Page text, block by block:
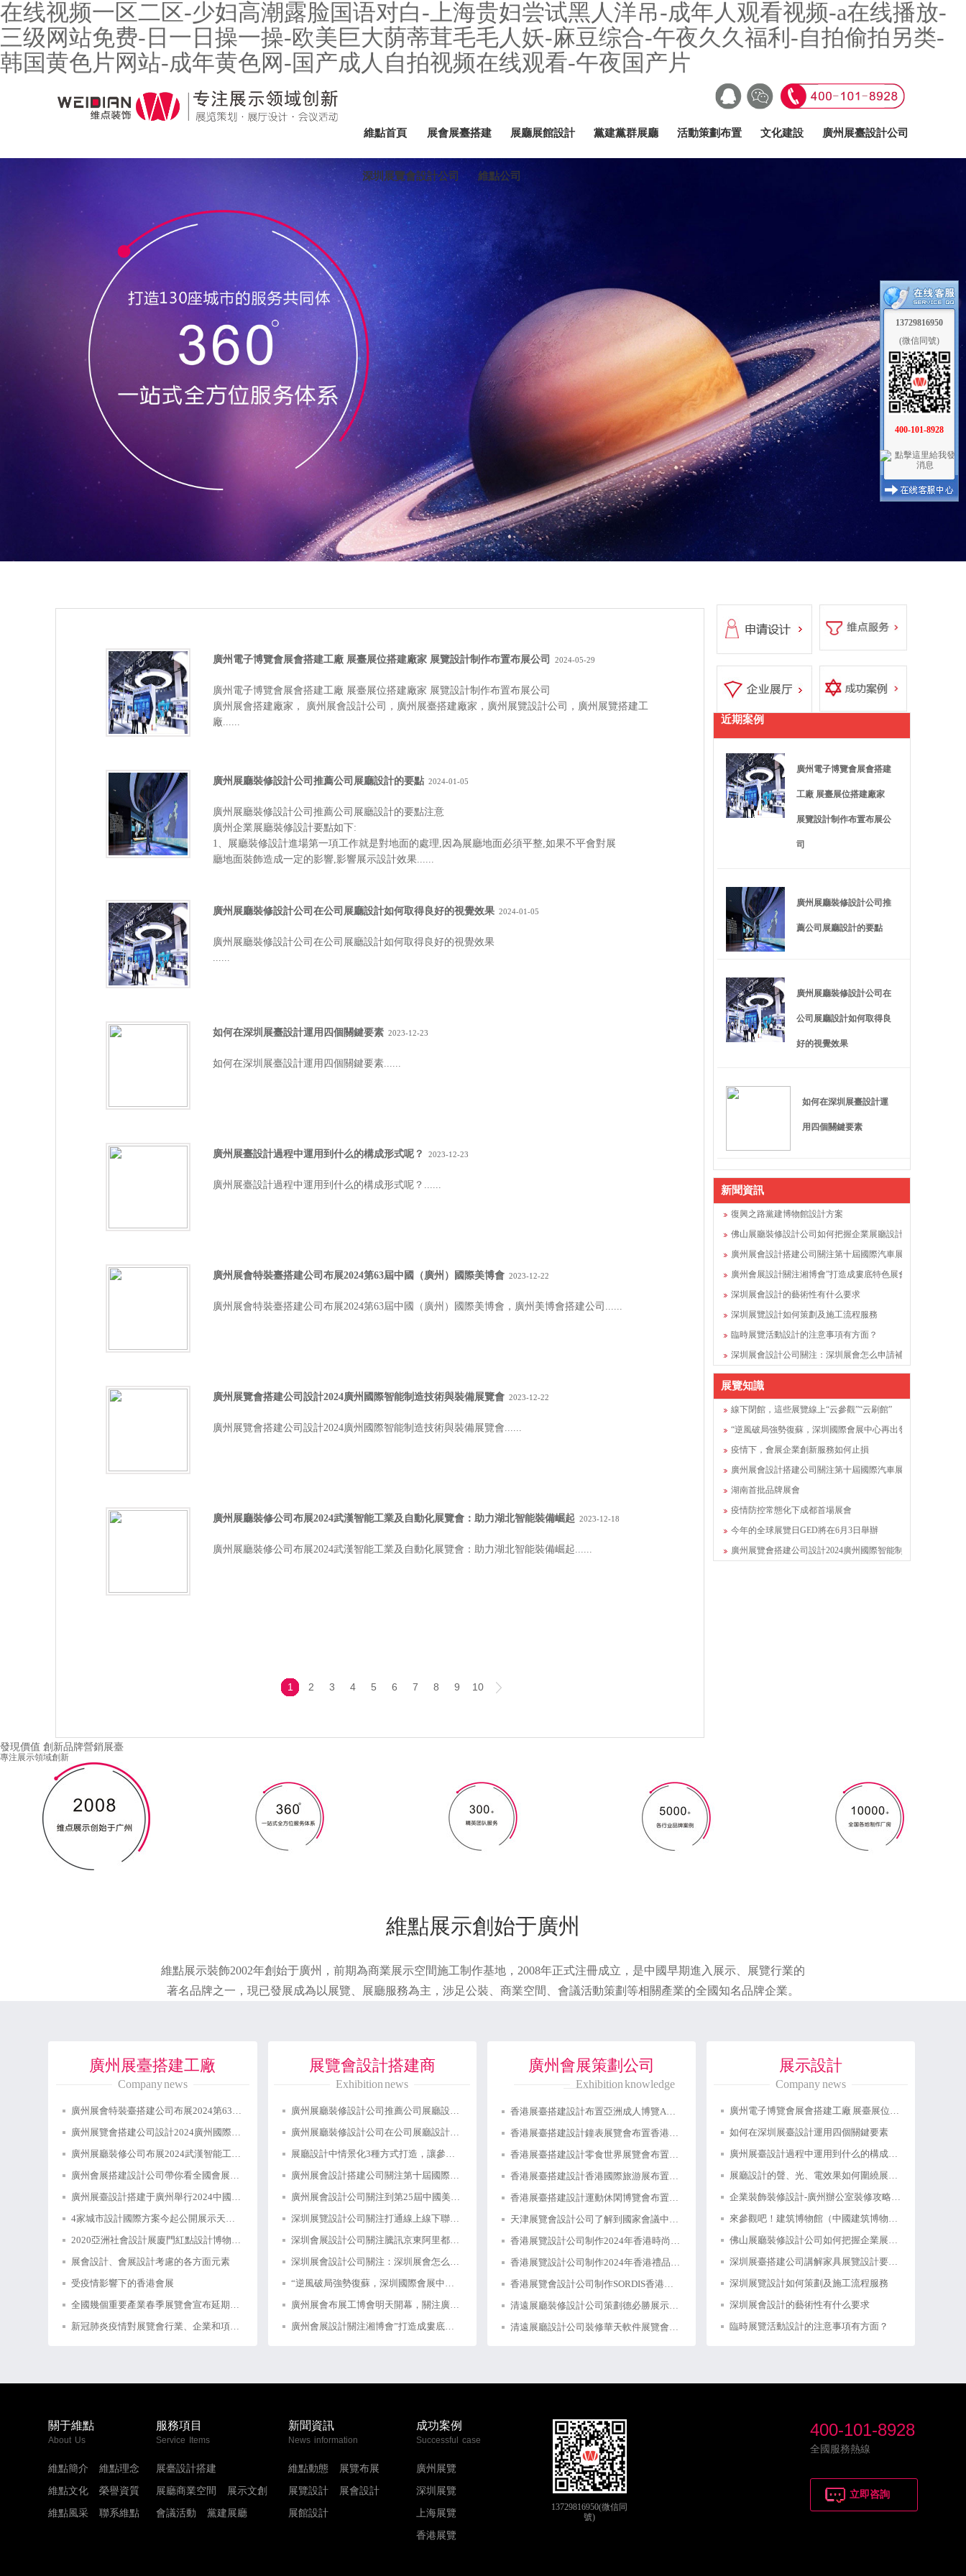
在线视频一区二区-少妇高潮露脸国语对白-上海贵妇尝试黑人洋吊-成年人观看视频-a在线播放-
三级网站免费-日一日操一操-欧美巨大荫蒂茸毛毛人妖-麻豆综合-午夜久久福利-自拍偷拍另类-
韩国黄色片网站-成年黄色网-国产成人自拍视频在线观看-午夜国产片
維點首頁 展會展臺搭建 展廳展館設計 黨建黨群展廳 活動策劃布置 文化建設 廣州展臺設計公司
深圳展覽會設計公司 維點公司
廣州電子博覽會展會搭建工廠 展臺展位搭建廠家 展覽設計制作布置布展公司 2024-05-29
廣州電子博覽會展會搭建工廠 展臺展位搭建廠家 展覽設計制作布置布展公司
廣州展會搭建廠家， 廣州展會設計公司，廣州展臺搭建廠家，廣州展覽設計公司，廣州展覽搭建工
廠......
廣州展廳裝修設計公司推薦公司展廳設計的要點 2024-01-05
廣州展廳裝修設計公司推薦公司展廳設計的要點注意
廣州企業展廳裝修設計要點如下:
1、展廳裝修設計進場第一項工作就是對地面的處理,因為展廳地面必須平整,如果不平會對展
廳地面裝飾造成一定的影響,影響展示設計效果......
廣州展廳裝修設計公司在公司展廳設計如何取得良好的視覺效果 2024-01-05
廣州展廳裝修設計公司在公司展廳設計如何取得良好的視覺效果
......
如何在深圳展臺設計運用四個關鍵要素 2023-12-23
如何在深圳展臺設計運用四個關鍵要素......
廣州展臺設計過程中運用到什么的構成形式呢？ 2023-12-23
廣州展臺設計過程中運用到什么的構成形式呢？......
廣州展會特裝臺搭建公司布展2024第63屆中國（廣州）國際美博會 2023-12-22
廣州展會特裝臺搭建公司布展2024第63屆中國（廣州）國際美博會，廣州美博會搭建公司......
廣州展覽會搭建公司設計2024廣州國際智能制造技術與裝備展覽會 2023-12-22
廣州展覽會搭建公司設計2024廣州國際智能制造技術與裝備展覽會......
廣州展廳裝修公司布展2024武漢智能工業及自動化展覽會：助力湖北智能裝備崛起 2023-12-18
廣州展廳裝修公司布展2024武漢智能工業及自動化展覽會：助力湖北智能裝備崛起......
1 2 3 4 5 6 7 8 9 10
近期案例
廣州電子博覽會展會搭建
工廠 展臺展位搭建廠家
展覽設計制作布置布展公
司
廣州展廳裝修設計公司推
薦公司展廳設計的要點
廣州展廳裝修設計公司在
公司展廳設計如何取得良
好的視覺效果
如何在深圳展臺設計運
用四個關鍵要素
新聞資訊
復興之路黨建博物館設計方案
佛山展廳裝修設計公司如何把握企業展廳設計的要點
廣州展會設計搭建公司關注第十屆國際汽車展覽會舉行(圖文)
廣州會展設計關注湘博會”打造成婁底特色展會
深圳展會設計的藝術性有什么要求
深圳展覽設計如何策劃及施工流程服務
臨時展覽活動設計的注意事項有方面？
深圳展會設計公司關注：深圳展會怎么申請補貼？
展覽知識
線下閉館，這些展覽線上“云參觀”“云刷館”
“逆風破局強勢復蘇，深圳國際會展中心再出發”深圳展會設計
疫情下，會展企業創新服務如何止損
廣州展會設計搭建公司關注第十屆國際汽車展覽會舉行(圖文)
湖南首批品牌展會
疫情防控常態化下成都首場展會
今年的全球展覽日GED將在6月3日舉辦
廣州展覽會搭建公司設計2024廣州國際智能制造技術與裝備展
發現價值 創新品牌營銷展臺
專注展示領域創新
維點展示創始于廣州
維點展示裝飾2002年創始于廣州，前期為商業展示空間施工制作基地，2008年正式注冊成立，是中國早期進入展示、展覽行業的
著名品牌之一，現已發展成為以展覽、展廳服務為主，涉足公裝、商業空間、會議活動策劃等相關產業的全國知名品牌企業。
廣州展臺搭建工廠
Company news
廣州展會特裝臺搭建公司布展2024第63屆中國（廣州）國際美博會
廣州展覽會搭建公司設計2024廣州國際智能制造技術與裝備展覽會
廣州展廳裝修公司布展2024武漢智能工業及自動化展覽會：助力湖北智能裝備崛起
廣州會展搭建設計公司帶你看全國會展預告
廣州展臺設計搭建于廣州舉行2024中國縣域博覽會啟動發布會
4家城市設計國際方案今起公開展示天津南站核心樞紐
2020亞洲社會設計展廈門紅點設計博物館隆重開幕
展會設計、會展設計考慮的各方面元素
受疫情影響下的香港會展
全國幾個重要產業春季展覽會宣布延期舉辦！
新冠肺炎疫情對展覽會行業、企業和項目有多大影響？
展覽會設計搭建商
Exhibition news
廣州展廳裝修設計公司推薦公司展廳設計的要點
廣州展廳裝修設計公司在公司展廳設計如何取得良好的視覺效果
展廳設計中情景化3種方式打造，讓參觀體驗感更強！
廣州展會設計搭建公司關注第十屆國際汽車展覽會舉行(圖文)
廣州展會設計公司關注到第25屆中國美容博覽會成功開幕
深圳展覽設計公司關注打通線上線下聯動的瓶頸，促進融合發展
深圳會展設計公司關注騰訊京東阿里都扎堆線上展會
深圳展會設計公司關注：深圳展會怎么申請補貼？
“逆風破局強勢復蘇，深圳國際會展中心再出發”深圳展會設計
廣州展會布展工博會明天開幕，關注廣州展會設計與搭建
廣州會展設計關注湘博會”打造成婁底特色展會
廣州會展策劃公司
Exhibition knowledge
香港展臺搭建設計布置亞洲成人博覽AAE香港會議展覽中心展位裝修設計制作公司
香港展臺搭建設計鐘表展覽會布置香港會議展覽中心展位裝修設計制作公司
香港展臺搭建設計零食世界展覽會布置會議展覽中心展位裝修設計制作公司
香港展臺搭建設計香港國際旅游展布置會議展覽中心展位裝修設計制作公司
香港展臺搭建設計運動休閑博覽會布置香港會議展覽中心展位裝修設計制作公司
天津展覽會設計公司了解到國家會議中心迎來了2024第一場重量級展覽會
香港展覽設計公司制作2024年香港時尚家品展香港展臺設計搭建
香港展覽設計公司制作2024年香港禮品及贈品展香港展臺設計搭建
香港展覽會設計公司制作SORDIS香港展臺搭建
清遠展廳裝修設計公司策劃德必勝展示展覽館
清遠展廳設計公司裝修華天軟件展覽會制作
展示設計
Company news
廣州電子博覽會展會搭建工廠 展臺展位搭建廠家 展覽設計制作布置布展公司
如何在深圳展臺設計運用四個關鍵要素
廣州展臺設計過程中運用到什么的構成形式呢？
展廳設計的聲、光、電效果如何圍繞展示的主題
企業裝飾裝修設計-廣州辦公室裝修攻略分享
來參觀吧！建筑博物館（中國建筑博物館）現代建筑展廳以嶄新的面貌即將亮相
佛山展廳裝修設計公司如何把握企業展廳設計的要點
深圳展臺搭建公司講解家具展覽設計要注意展覽形式與功能的統一
深圳展覽設計如何策劃及施工流程服務
深圳展會設計的藝術性有什么要求
臨時展覽活動設計的注意事項有方面？
關于維點
About Us
維點簡介 維點理念
維點文化 榮譽資質
維點風采 聯系維點
服務項目
Service Items
展臺設計搭建
展廳商業空間 展示文創
會議活動 黨建展廳
新聞資訊
News information
維點動態 展覽布展
展覽設計 展會設計
展館設計
成功案例
Successful case
廣州展覽
深圳展覽
上海展覽
香港展覽
13729816950(微信同
號)
400-101-8928
全國服務熱線
立即咨詢
13729816950
(微信同號)
400-101-8928